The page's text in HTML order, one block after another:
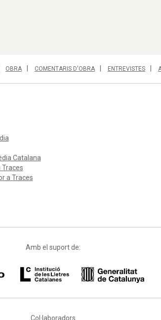
OBRA COMENTARIS D'OBRA ENTREVISTES
Catalana
a Traces
Amb el suport de:
Col·laboradors